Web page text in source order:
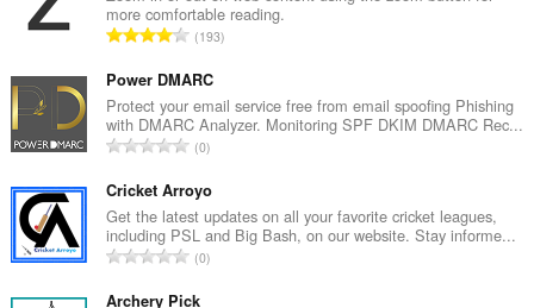
r
o
o
t
a
d
e
a
v
more comfortable reading.
N
m
e
r
o
o
t
a
d
193
Power DMARC
Protect your email service free from email spoofing Phishing
with DMARC Analyzer. Monitoring SPF DKIM DMARC Rec...
N
m
e
r
o
0
Cricket Arroyo
Get the latest updates on all your favorite cricket leagues,
including PSL and Big Bash, on our website. Stay informe...
N0
Archery Pick